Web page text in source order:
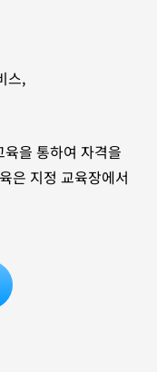
스,
을 통하여 자격을
은 지정 교육장에서